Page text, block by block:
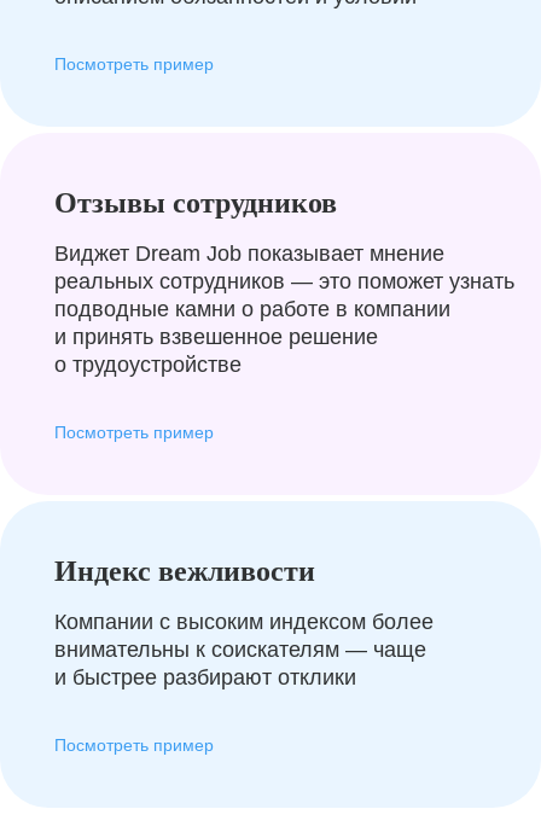
Посмотреть пример
Отзывы сотрудников
Виджет Dream Job показывает мнение
реальных сотрудников — это поможет узнать
подводные камни о работе в компании
и принять взвешенное решение
о трудоустройстве
Посмотреть пример
Индекс вежливости
Компании с высоким индексом более
внимательны к соискателям — чаще
и быстрее разбирают отклики
Посмотреть пример